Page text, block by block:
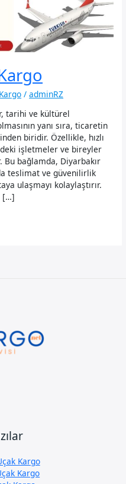
/adminRZ
tarihi ve kültürel
yanı sıra, ticaretin
biridir. Özellikle, hızlı
işletmeler ve bireyler
Bu bağlamda, Diyarbakır
teslimat ve güvenilirlik
ulaşmayı kolaylaştırır.
[…]
Kargo
Kargo